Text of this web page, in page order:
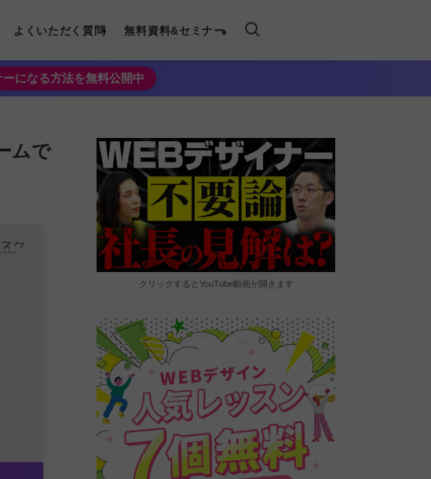
よくいただく質問 無料資料&セミナー
になる方法を無料公開中
ムで
クリックするとYouTube動画が開きます